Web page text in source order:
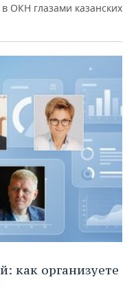
ОКН глазами казанских
как организуете